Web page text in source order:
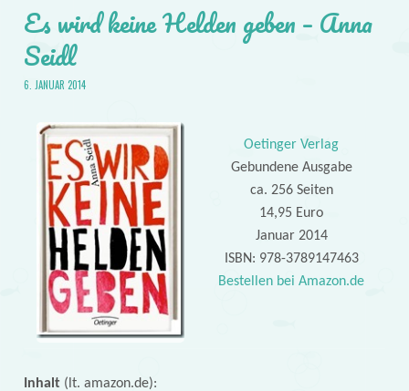
Es wird keine Helden geben – Anna
Seidl
6. JANUAR 2014
Oetinger Verlag
Gebundene Ausgabe
ca. 256 Seiten
14,95 Euro
Januar 2014
ISBN: 978-3789147463
Bestellen bei Amazon.de
Inhalt (lt. amazon.de):